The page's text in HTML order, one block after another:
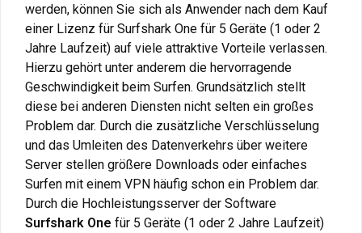
werden, können Sie sich als Anwender nach dem Kauf
einer Lizenz für Surfshark One für 5 Geräte (1 oder 2
Jahre Laufzeit) auf viele attraktive Vorteile verlassen.
Hierzu gehört unter anderem die hervorragende
Geschwindigkeit beim Surfen. Grundsätzlich stellt
diese bei anderen Diensten nicht selten ein großes
Problem dar. Durch die zusätzliche Verschlüsselung
und das Umleiten des Datenverkehrs über weitere
Server stellen größere Downloads oder einfaches
Surfen mit einem VPN häufig schon ein Problem dar.
Durch die Hochleistungsserver der Software
Surfshark One für 5 Geräte (1 oder 2 Jahre Laufzeit)